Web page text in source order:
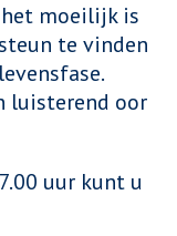
moeilijk is
te vinden
luisterend oor
uur kunt u